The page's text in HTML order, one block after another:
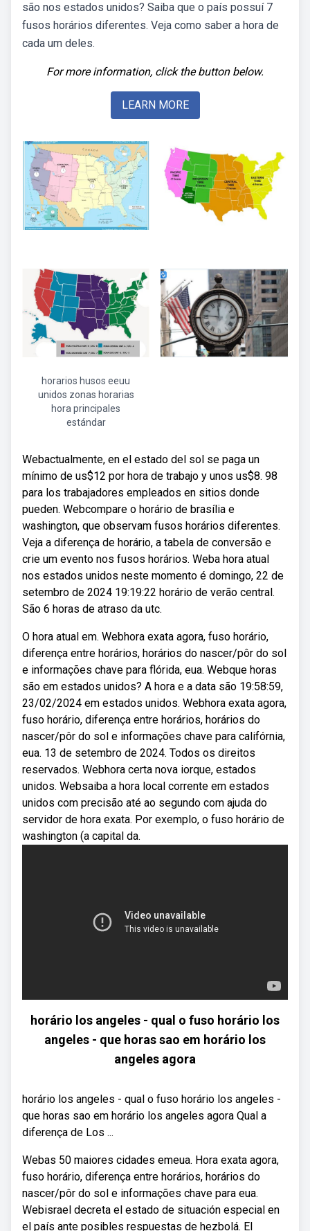
são nos estados unidos? Saiba que o país possuí 7
fusos horários diferentes. Veja como saber a hora de
cada um deles.
For more information, click the button below.
LEARN MORE
horarios husos eeuu
unidos zonas horarias
hora principales
estándar
Webactualmente, en el estado del sol se paga un
mínimo de us$12 por hora de trabajo y unos us$8. 98
para los trabajadores empleados en sitios donde
pueden. Webcompare o horário de brasília e
washington, que observam fusos horários diferentes.
Veja a diferença de horário, a tabela de conversão e
crie um evento nos fusos horários. Weba hora atual
nos estados unidos neste momento é domingo, 22 de
setembro de 2024 19:19:22 horário de verão central.
São 6 horas de atraso da utc.
O hora atual em. Webhora exata agora, fuso horário,
diferença entre horários, horários do nascer/pôr do sol
e informações chave para flórida, eua. Webque horas
são em estados unidos? A hora e a data são 19:58:59,
23/02/2024 em estados unidos. Webhora exata agora,
fuso horário, diferença entre horários, horários do
nascer/pôr do sol e informações chave para califórnia,
eua. 13 de setembro de 2024. Todos os direitos
reservados. Webhora certa nova iorque, estados
unidos. Websaiba a hora local corrente em estados
unidos com precisão até ao segundo com ajuda do
servidor de hora exata. Por exemplo, o fuso horário de
washington (a capital da.
horário los angeles - qual o fuso horário los
angeles - que horas sao em horário los
angeles agora
horário los angeles - qual o fuso horário los angeles -
que horas sao em horário los angeles agora Qual a
diferença de Los ...
Webas 50 maiores cidades emeua. Hora exata agora,
fuso horário, diferença entre horários, horários do
nascer/pôr do sol e informações chave para eua.
Webisrael decreta el estado de situación especial en
el país ante posibles respuestas de hezbolá. El